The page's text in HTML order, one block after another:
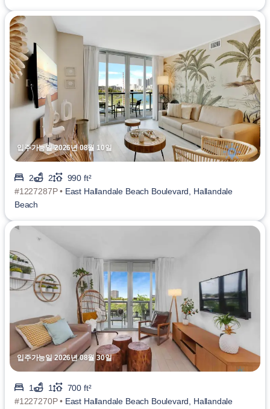
입주가능일 2026년 08월 10일
2 2
990 ft²
#1227287P • East Hallandale Beach Boulevard, Hallandale
Beach
입주가능일 2026년 08월 30일
1 1
700 ft²
#1227270P • East Hallandale Beach Boulevard, Hallandale